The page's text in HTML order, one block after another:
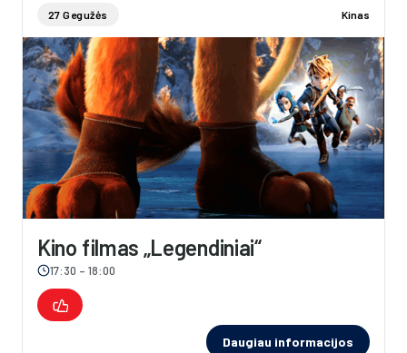
27 Gegužės Kinas
Kino filmas „Legendiniai“
17:30 – 18:00
Daugiau informacijos